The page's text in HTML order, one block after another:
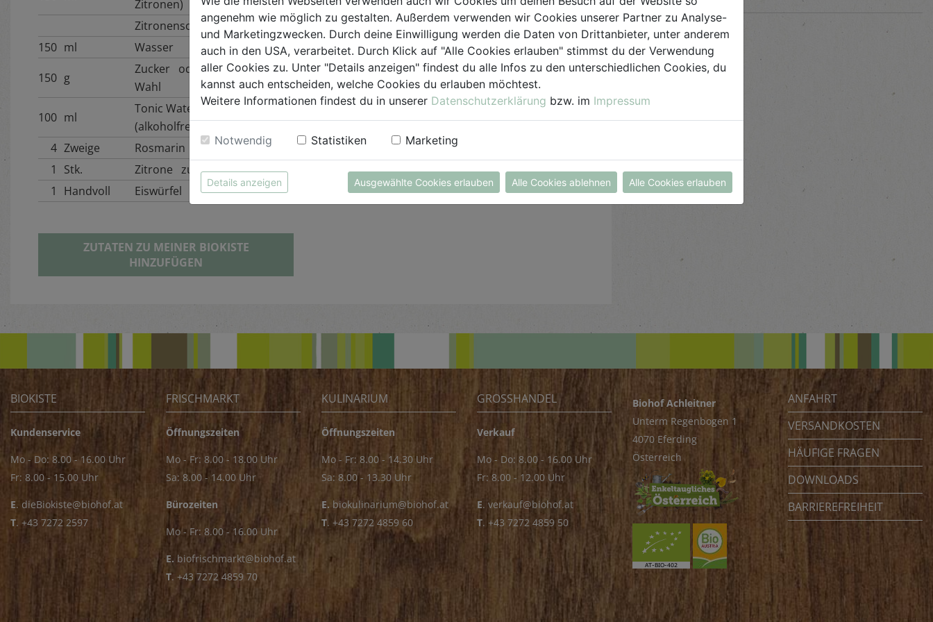
Zitronen)
Zitronenschale
150 ml
Wasser
150 g
Zucker oder Süße nach
Wahl
100 ml
Tonic Water oder
(alkoholfreier) Sekt
4 Zweige
Rosmarin
1
Stk.
Zitrone zur Deko
1
Handvoll Eiswürfel
ZUTATEN ZU MEINER BIOKISTE
HINZUFÜGEN
abseihen und kalt stellen.
Für den Drink Eiswürfel, Zitronenschalen und
etwas Zitronensirup in ein Glas geben. Mit Tonic
Water oder (alkoholfreiem Sekt) aufgießen und
mit Rosmarin servieren.
Den Sirup am besten in Flaschen abfüllen und im
Kühlschrank aufbewahren.
BIOKISTE
Kundenservice
Mo - Do: 8.00 - 16.00 Uhr
Fr: 8.00 - 15.00 Uhr
E. dieBiokiste@biohof.at
T. +43 7272 2597
FRISCHMARKT
Öffnungszeiten
Mo - Fr: 8.00 - 18.00 Uhr
Sa: 8.00 - 14.00 Uhr
Bürozeiten
Mo - Fr: 8.00 - 16.00 Uhr
E. biofrischmarkt@biohof.at
T. +43 7272 4859 70
KULINARIUM
Öffnungszeiten
Mo - Fr: 8.00 - 14.30 Uhr
Sa: 8.00 - 13.30 Uhr
E. biokulinarium@biohof.at
T. +43 7272 4859 60
GROSSHANDEL
Verkauf
Mo - Do: 8.00 - 16.00 Uhr
Fr: 8.00 - 12.00 Uhr
E. verkauf@biohof.at
T. +43 7272 4859 50
Biohof Achleitner
Unterm Regenbogen 1
4070 Eferding
Österreich
ANFAHRT
VERSANDKOSTEN
HÄUFIGE FRAGEN
DOWNLOADS
BARRIEREFREIHEIT
angenehm wie möglich zu gestalten. Außerdem verwenden wir Cookies unserer Partner zu Analyse-
und Marketingzwecken. Durch deine Einwilligung werden die Daten von Drittanbieter, unter anderem
auch in den USA, verarbeitet. Durch Klick auf "Alle Cookies erlauben" stimmst du der Verwendung
aller Cookies zu. Unter "Details anzeigen" findest du alle Infos zu den unterschiedlichen Cookies, du
kannst auch entscheiden, welche Cookies du erlauben möchtest.
Weitere Informationen findest du in unserer Datenschutzerklärung bzw. im Impressum
Notwendig Statistiken Marketing
Details anzeigen Ausgewählte Cookies erlauben Alle Cookies ablehnen Alle Cookies erlauben